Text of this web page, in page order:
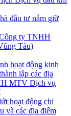
đầu tư nắm giữ
ty TNHH
Tàu)
hoạt động kinh
lập các địa
MTV Dịch vụ
hoạt động chi
và các địa điểm